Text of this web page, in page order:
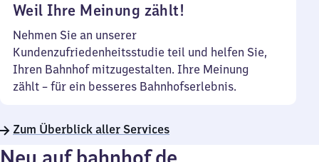
Weil Ihre Meinung zählt!
Nehmen Sie an unserer
Kundenzufriedenheitsstudie teil und helfen Sie,
Ihren Bahnhof mitzugestalten. Ihre Meinung
zählt – für ein besseres Bahnhofserlebnis.
Zum Überblick aller Services